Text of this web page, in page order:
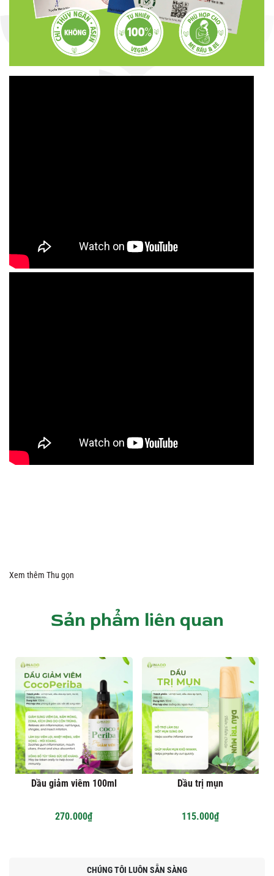
Xem thêm Thu gọn
Sản phẩm liên quan
Dầu giảm viêm 100ml
270.000₫
Dầu trị mụn
115.000₫
CHÚNG TÔI LUÔN SẴN SÀNG